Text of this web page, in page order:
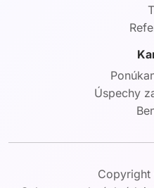
Úspechy